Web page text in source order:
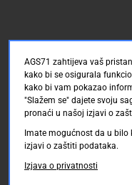
AGS71 zahtijeva vaš
kako bi se osigurala
kako bi vam pokazao
"Slažem se" dajete svoju
pronaći u našoj izjavi o
Imate mogućnost da u bilo
izjavi o zaštiti podataka.
Izjava o privatnosti